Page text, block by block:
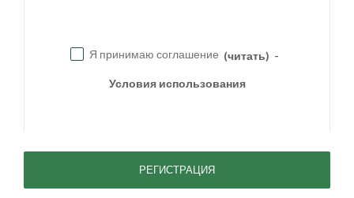
Я принимаю соглашение (читать) -
Условия использования